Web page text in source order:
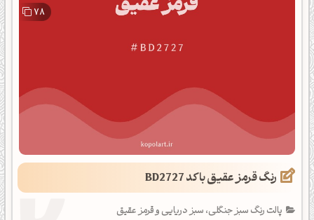
78
رنگ قرمز عقیق با کد BD2727
پالت رنگ سبز جنگلی، سبز دریایی و قرمز عقیق